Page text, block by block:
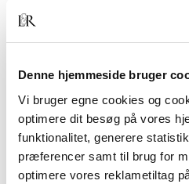
Denne hjemmeside bruger
Vi bruger egne cookies og
optimere dit besøg på vores
funktionalitet, generere
præferencer samt til brug for
optimere vores reklametiltag
anlægsdele og -
ventilationsanlæg.
rådgivende ingeniører,
større driftsorganisationer.